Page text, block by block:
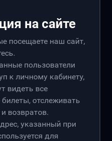
на сайте
посещаете наш сайт,
пользователи
к личному кабинету,
видеть все
отслеживать
возвратов.
указанный при
для